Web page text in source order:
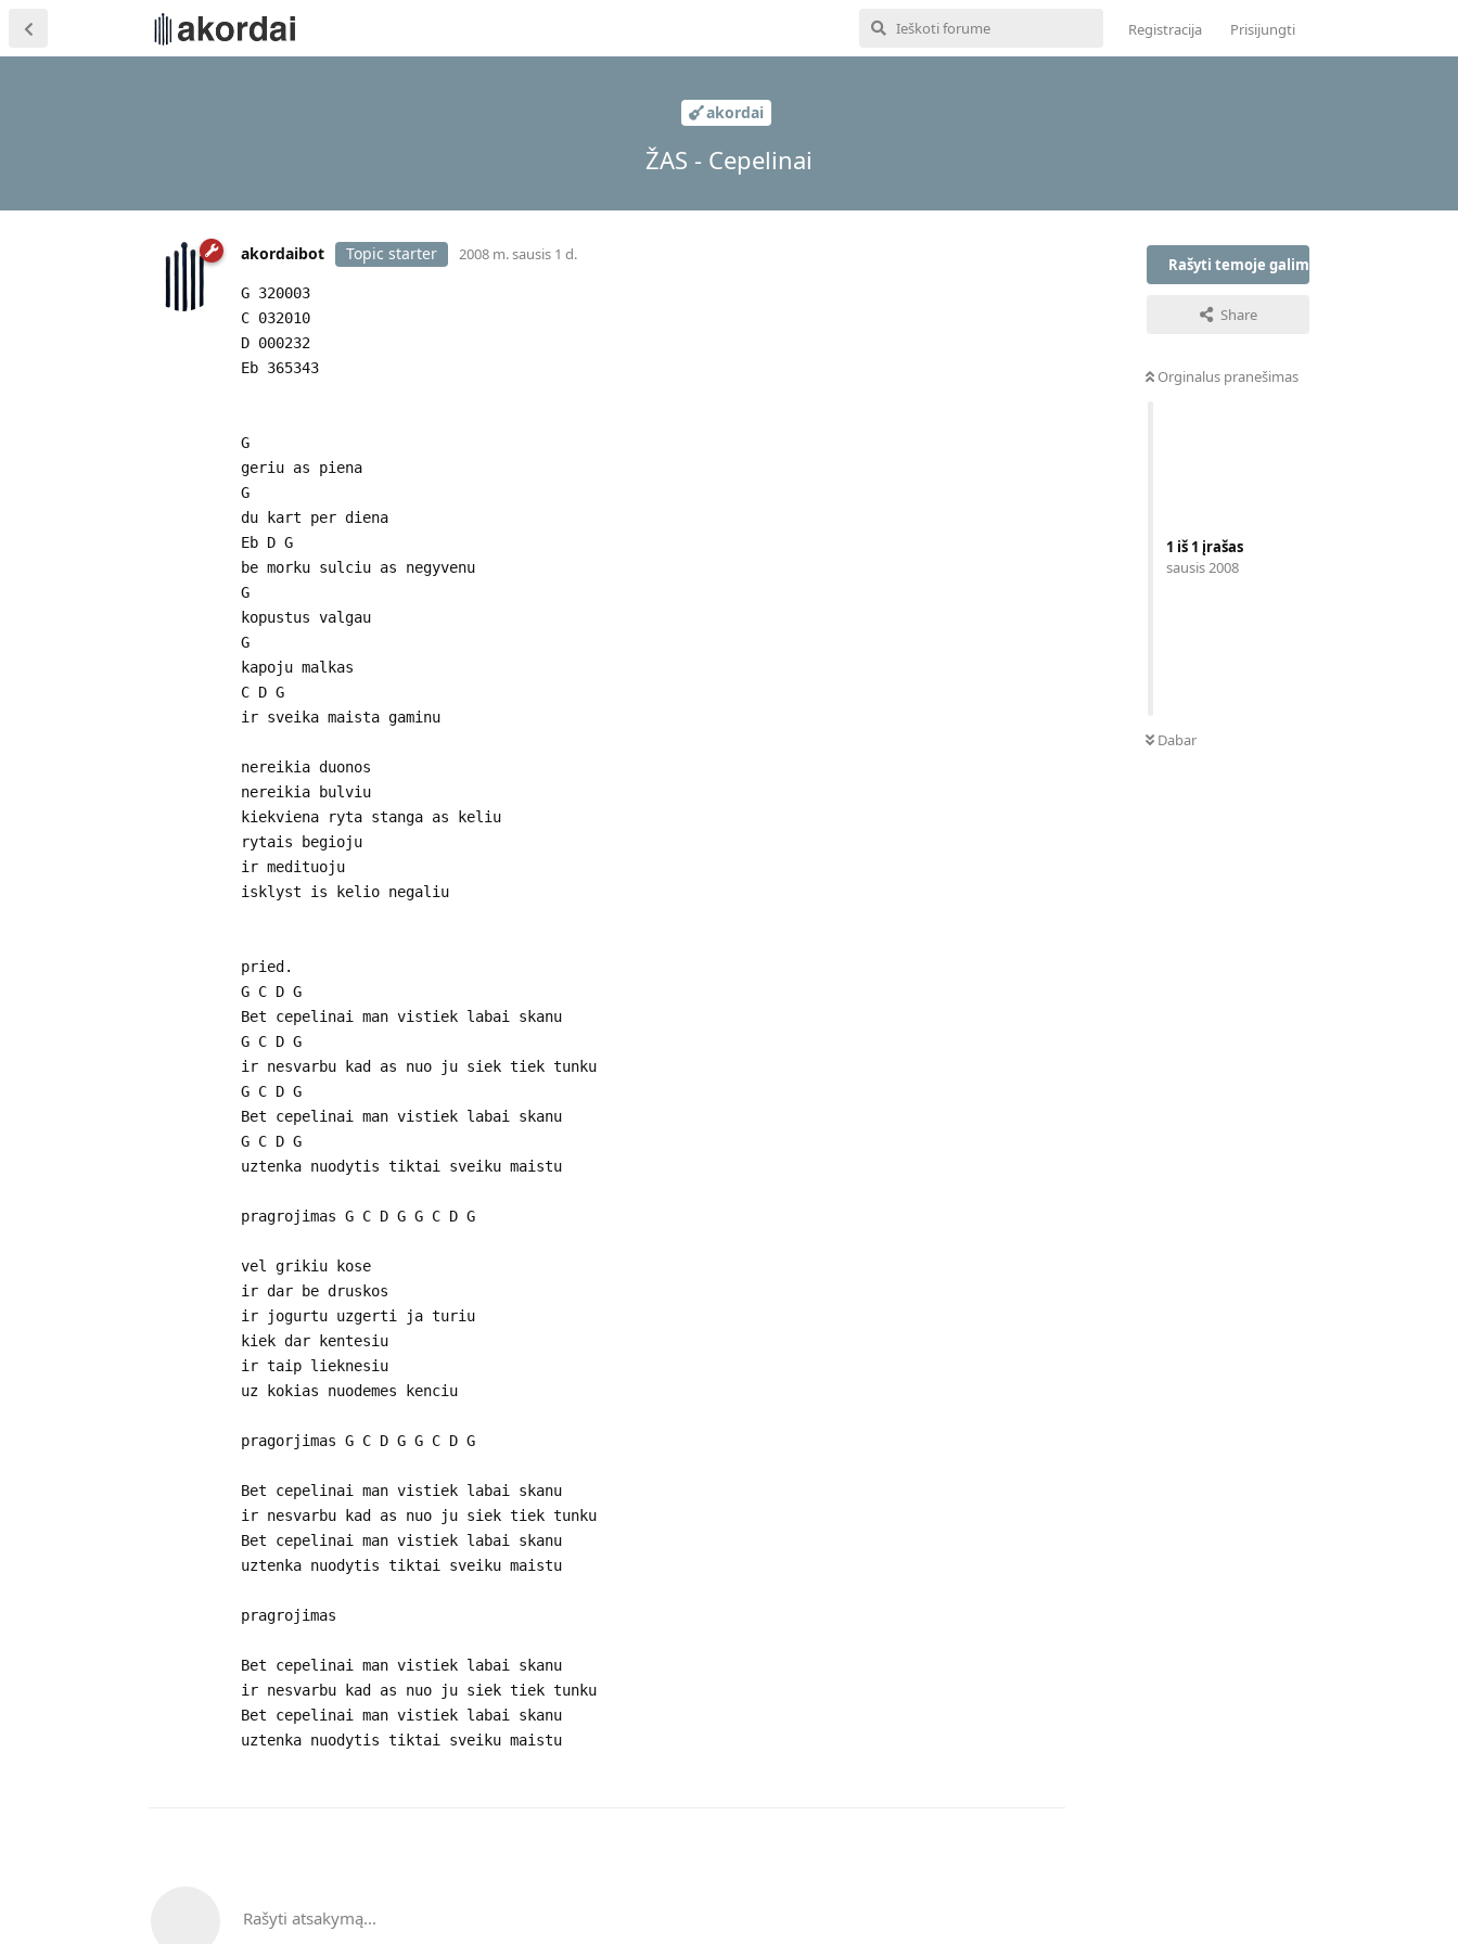
Registracija Prisijungti
akordai
ŽAS - Cepelinai
Rašyti temoje galima tik prisijungus
Share
Orginalus pranešimas
1 iš 1 įrašas
sausis 2008
Dabar
akordaibot Topic starter 2008 m. sausis 1 d.
G 320003
C 032010
D 000232
Eb 365343
G
geriu as piena
G
du kart per diena
Eb D G
be morku sulciu as negyvenu
G
kopustus valgau
G
kapoju malkas
C D G
ir sveika maista gaminu
nereikia duonos
nereikia bulviu
kiekviena ryta stanga as keliu
rytais begioju
ir medituoju
isklyst is kelio negaliu
pried.
G C D G
Bet cepelinai man vistiek labai skanu
G C D G
ir nesvarbu kad as nuo ju siek tiek tunku
G C D G
Bet cepelinai man vistiek labai skanu
G C D G
uztenka nuodytis tiktai sveiku maistu
pragrojimas G C D G G C D G
vel grikiu kose
ir dar be druskos
ir jogurtu uzgerti ja turiu
kiek dar kentesiu
ir taip lieknesiu
uz kokias nuodemes kenciu
pragorjimas G C D G G C D G
Bet cepelinai man vistiek labai skanu
ir nesvarbu kad as nuo ju siek tiek tunku
Bet cepelinai man vistiek labai skanu
uztenka nuodytis tiktai sveiku maistu
pragrojimas
Bet cepelinai man vistiek labai skanu
ir nesvarbu kad as nuo ju siek tiek tunku
Bet cepelinai man vistiek labai skanu
uztenka nuodytis tiktai sveiku maistu
Rašyti atsakymą...